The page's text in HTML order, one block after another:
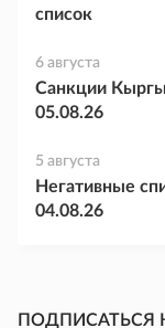
список
6 августа
Санкции
05.08.26
5 августа
Негативные
04.08.26
ПОДПИСАТЬСЯ